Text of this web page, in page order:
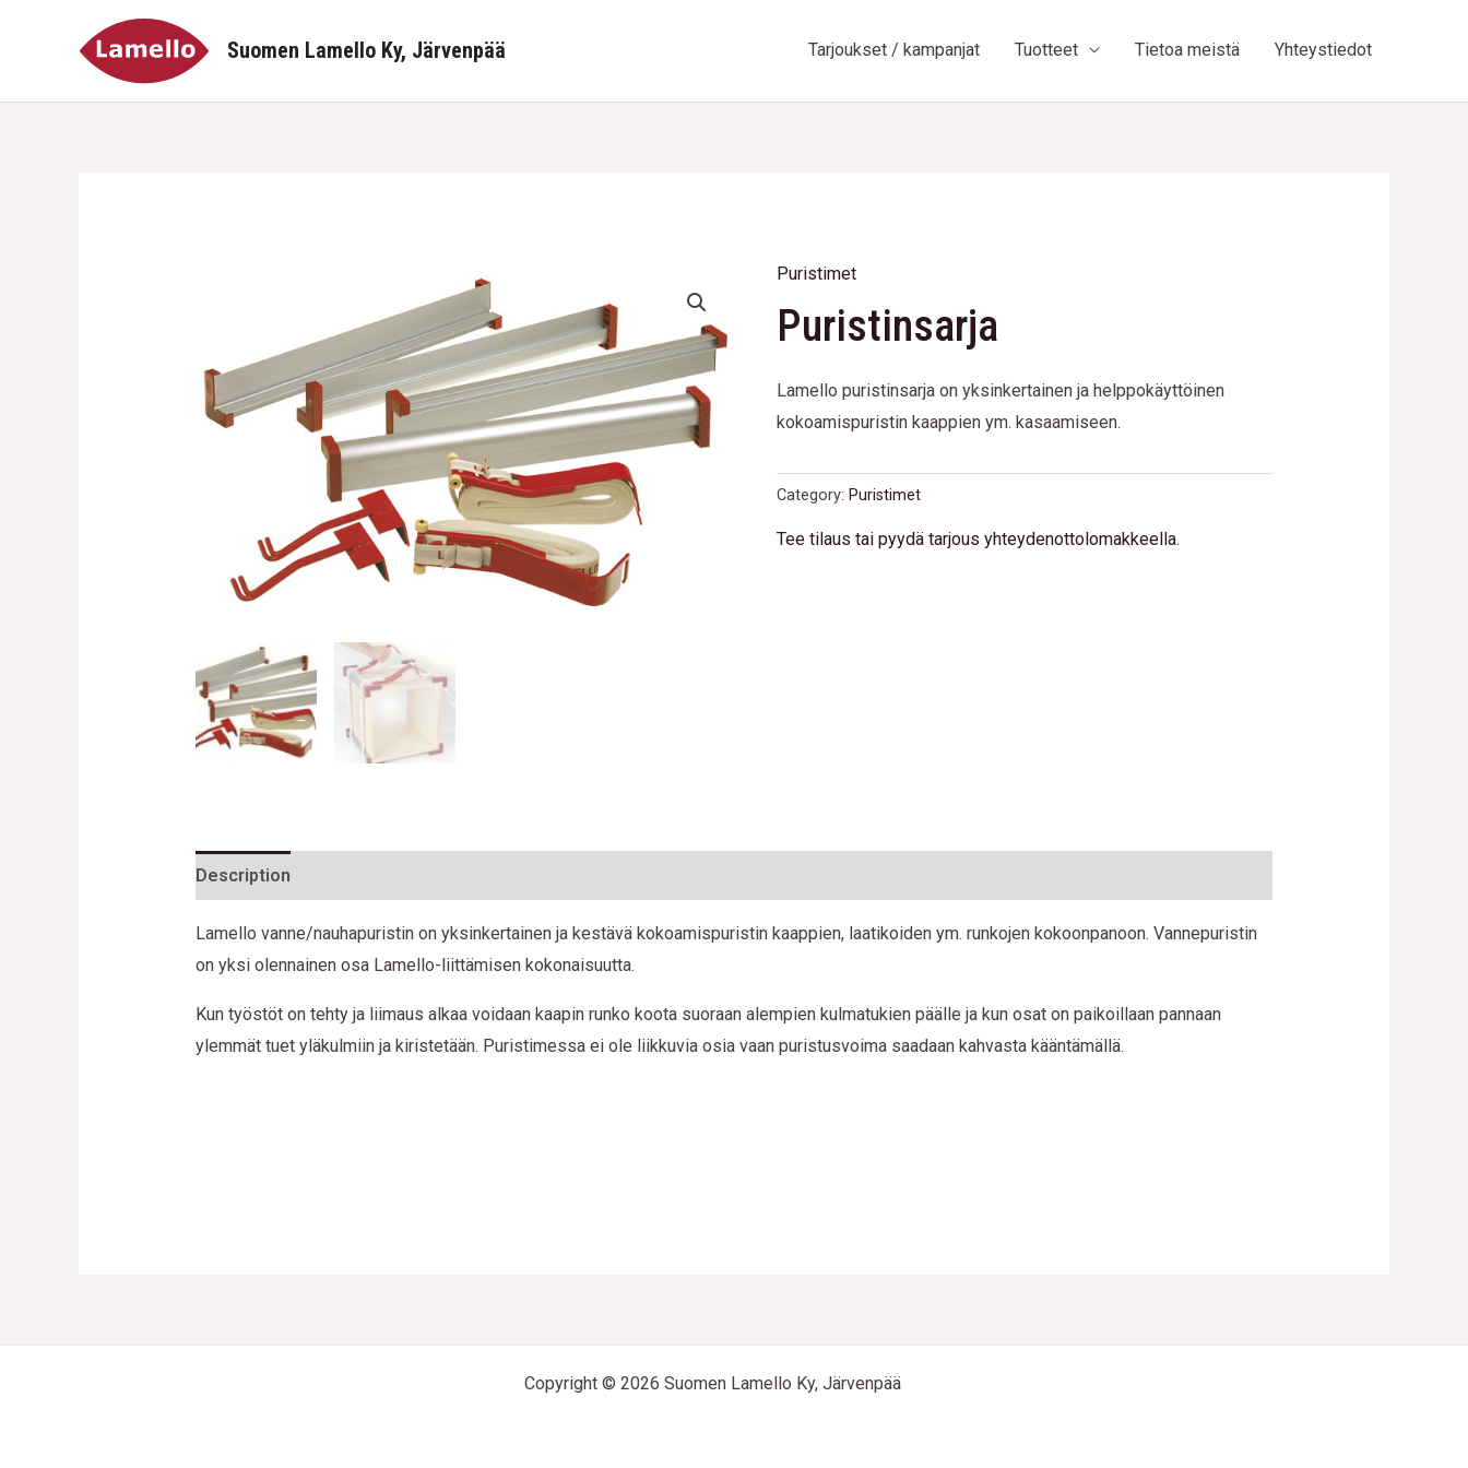
Suomen Lamello Ky, Järvenpää Tarjoukset / kampanjat Tuotteet Tietoa meistä Yhteystiedot
Puristimet
Puristinsarja
Lamello puristinsarja on yksinkertainen ja helppokäyttöinen
kokoamispuristin kaappien ym. kasaamiseen.
Puristinsarja
quantity
Category: Puristimet
Tee tilaus tai pyydä tarjous yhteydenottolomakkeella.
Description
Lamello vanne/nauhapuristin on yksinkertainen ja kestävä kokoamispuristin kaappien, laatikoiden ym. runkojen kokoonpanoon. Vannepuristin
on yksi olennainen osa Lamello-liittämisen kokonaisuutta.
Kun työstöt on tehty ja liimaus alkaa voidaan kaapin runko koota suoraan alempien kulmatukien päälle ja kun osat on paikoillaan pannaan
ylemmät tuet yläkulmiin ja kiristetään. Puristimessa ei ole liikkuvia osia vaan puristusvoima saadaan kahvasta kääntämällä.
Copyright © 2026 Suomen Lamello Ky, Järvenpää